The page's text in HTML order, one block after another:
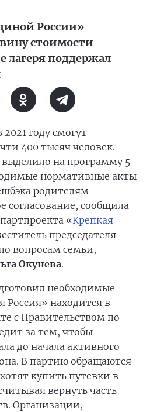
России»
стоимости
лагеря поддержал
году смогут
400 тысяч человек.
на программу 5
нормативные акты
родителям
согласование, сообщила
«Крепкая
председателя
вопросам семьи,
Окунева.
необходимые
Россия» находится в
с Правительством по
за тем, чтобы
до начала активного
В партию обращаются
купить путевки в
вернуть часть
Организации,